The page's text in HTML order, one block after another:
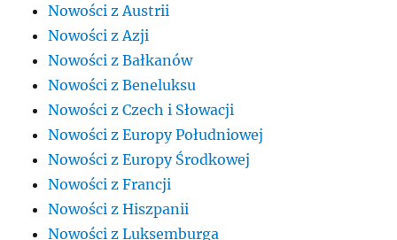
Nowości z Austrii
Nowości z Azji
Nowości z Bałkanów
Nowości z Beneluksu
Nowości z Czech i Słowacji
Nowości z Europy Południowej
Nowości z Europy Środkowej
Nowości z Francji
Nowości z Hiszpanii
Nowości z Luksemburga